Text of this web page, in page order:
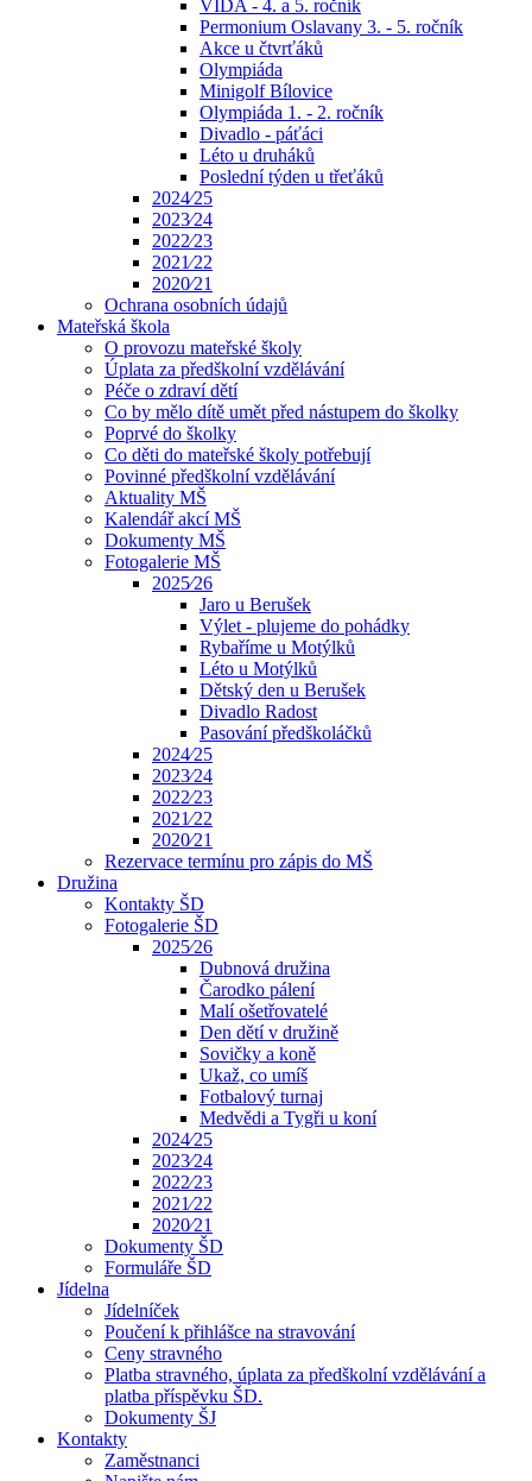
VIDA - 4. a 5. ročník
Permonium Oslavany 3. - 5. ročník
Akce u čtvrťáků
Olympiáda
Minigolf Bílovice
Olympiáda 1. - 2. ročník
Divadlo - páťáci
Léto u druháků
Poslední týden u třeťáků
2024⁄25
2023⁄24
2022⁄23
2021⁄22
2020⁄21
Ochrana osobních údajů
Mateřská škola
O provozu mateřské školy
Úplata za předškolní vzdělávání
Péče o zdraví dětí
Co by mělo dítě umět před nástupem do školky
Poprvé do školky
Co děti do mateřské školy potřebují
Povinné předškolní vzdělávání
Aktuality MŠ
Kalendář akcí MŠ
Dokumenty MŠ
Fotogalerie MŠ
2025⁄26
Jaro u Berušek
Výlet - plujeme do pohádky
Rybaříme u Motýlků
Léto u Motýlků
Dětský den u Berušek
Divadlo Radost
Pasování předškoláčků
2024⁄25
2023⁄24
2022⁄23
2021⁄22
2020⁄21
Rezervace termínu pro zápis do MŠ
Družina
Kontakty ŠD
Fotogalerie ŠD
2025⁄26
Dubnová družina
Čarodko pálení
Malí ošetřovatelé
Den dětí v družině
Sovičky a koně
Ukaž, co umíš
Fotbalový turnaj
Medvědi a Tygři u koní
2024⁄25
2023⁄24
2022⁄23
2021⁄22
2020⁄21
Dokumenty ŠD
Formuláře ŠD
Jídelna
Jídelníček
Poučení k přihlášce na stravování
Ceny stravného
Platba stravného, úplata za předškolní vzdělávání a
platba příspěvku ŠD.
Dokumenty ŠJ
Kontakty
Zaměstnanci